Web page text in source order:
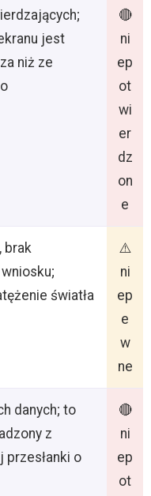
jest
niż ze
🔴
ni
ep
ot
wi
er
dz
on
e
brak
światła
⚠️
ni
ep
e
w
ne
danych; to
z
o
🔴
ni
ep
ot